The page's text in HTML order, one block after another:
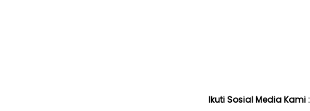
Ikuti Sosial Media Kami :